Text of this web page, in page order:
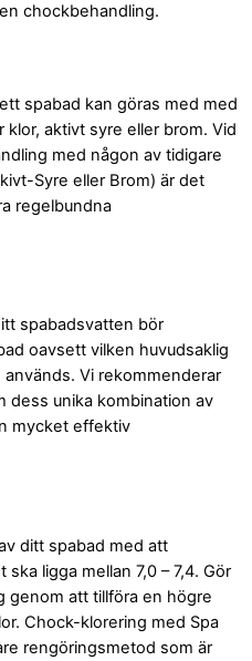
chockbehandling.
spabad kan göras med med
klor, aktivt syre eller brom. Vid
med någon av tidigare
Syre eller Brom) är det
regelbundna
spabadsvatten bör
oavsett vilken huvudsaklig
Vi rekommenderar
dess unika kombination av
mycket effektiv
ditt spabad med att
ska ligga mellan 7,0 – 7,4. Gör
genom att tillföra en högre
Chock-klorering med Spa
rengöringsmetod som är